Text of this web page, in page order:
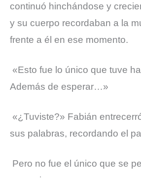
continuó hinchándose y
y su cuerpo recordaban a la
frente a él en ese momento.
«Esto fue lo único que tuve
Además de esperar…»
«¿Tuviste?» Fabián
sus palabras, recordando el
Pero no fue el único que se